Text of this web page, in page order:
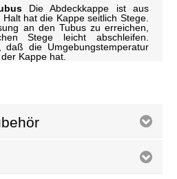
Die Abdeckkappe ist aus
hat die Kappe seitlich Stege.
an den Tubus zu erreichen,
Stege leicht abschleifen.
die Umgebungstemperatur
Kappe hat.